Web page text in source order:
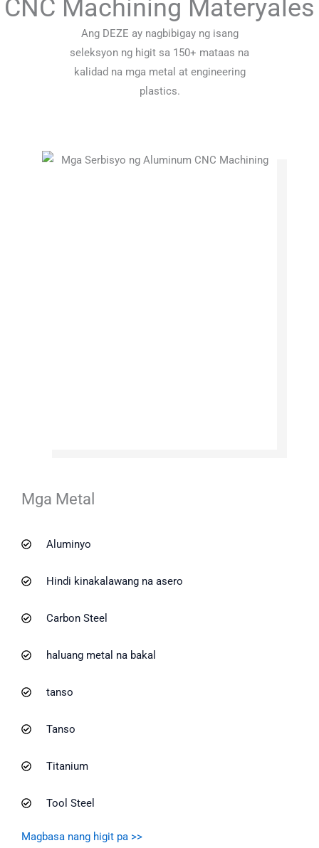
CNC Machining Materyales
Ang DEZE ay nagbibigay ng isang
seleksyon ng higit sa 150+ mataas na
kalidad na mga metal at engineering
plastics.
Mga Metal
Aluminyo
Hindi kinakalawang na asero
Carbon Steel
haluang metal na bakal
tanso
Tanso
Titanium
Tool Steel
Magbasa nang higit pa >>